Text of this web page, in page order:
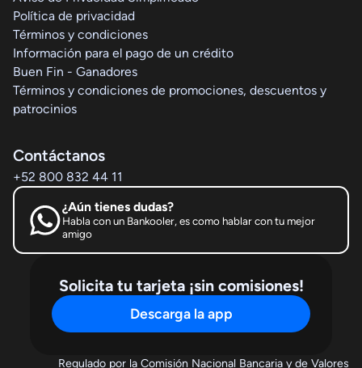
Política de privacidad
Términos y condiciones
Información para el pago de un crédito
Buen Fin - Ganadores
Términos y condiciones de promociones, descuentos y
patrocinios
Contáctanos
+52 800 832 44 11
¿Aún tienes dudas?
Habla con un Bankooler, es como hablar con tu mejor
amigo
Solicita tu tarjeta ¡sin comisiones!
Descarga la app
Regulado por la Comisión Nacional Bancaria y de Valores